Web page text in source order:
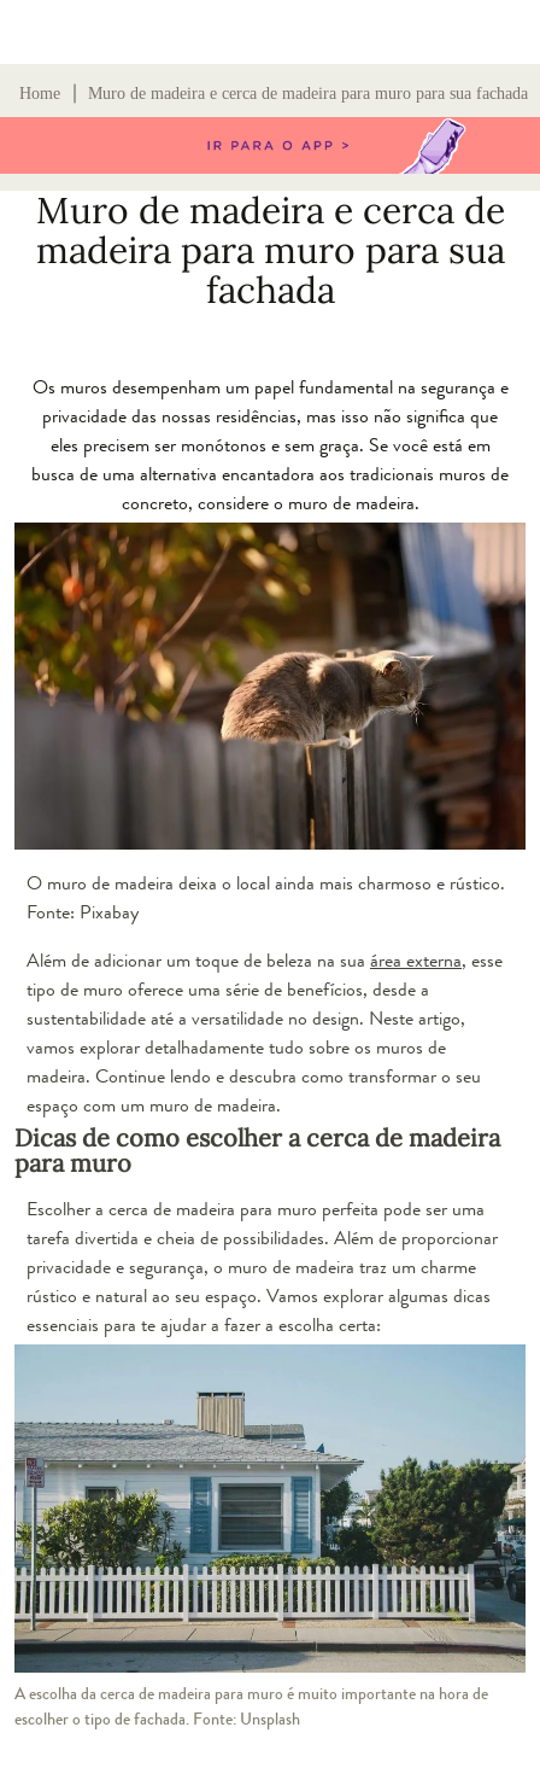
Home Muro de madeira e cerca de madeira para muro para sua fachada
Muro de madeira e cerca de
madeira para muro para sua
fachada
Os muros desempenham um papel fundamental na segurança e
privacidade das nossas residências, mas isso não significa que
eles precisem ser monótonos e sem graça. Se você está em
busca de uma alternativa encantadora aos tradicionais muros de
concreto, considere o muro de madeira.
O muro de madeira deixa o local ainda mais charmoso e rústico.
Fonte: Pixabay
Além de adicionar um toque de beleza na sua área externa, esse
tipo de muro oferece uma série de benefícios, desde a
sustentabilidade até a versatilidade no design. Neste artigo,
vamos explorar detalhadamente tudo sobre os muros de
madeira. Continue lendo e descubra como transformar o seu
espaço com um muro de madeira.
Dicas de como escolher a cerca de madeira
para muro
Escolher a cerca de madeira para muro perfeita pode ser uma
tarefa divertida e cheia de possibilidades. Além de proporcionar
privacidade e segurança, o muro de madeira traz um charme
rústico e natural ao seu espaço. Vamos explorar algumas dicas
essenciais para te ajudar a fazer a escolha certa:
A escolha da cerca de madeira para muro é muito importante na hora de
escolher o tipo de fachada. Fonte: Unsplash